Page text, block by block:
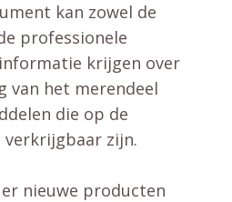
kan zowel de
professionele
krijgen over
van het merendeel
die op de
verkrijgbaar zijn.
nieuwe producten